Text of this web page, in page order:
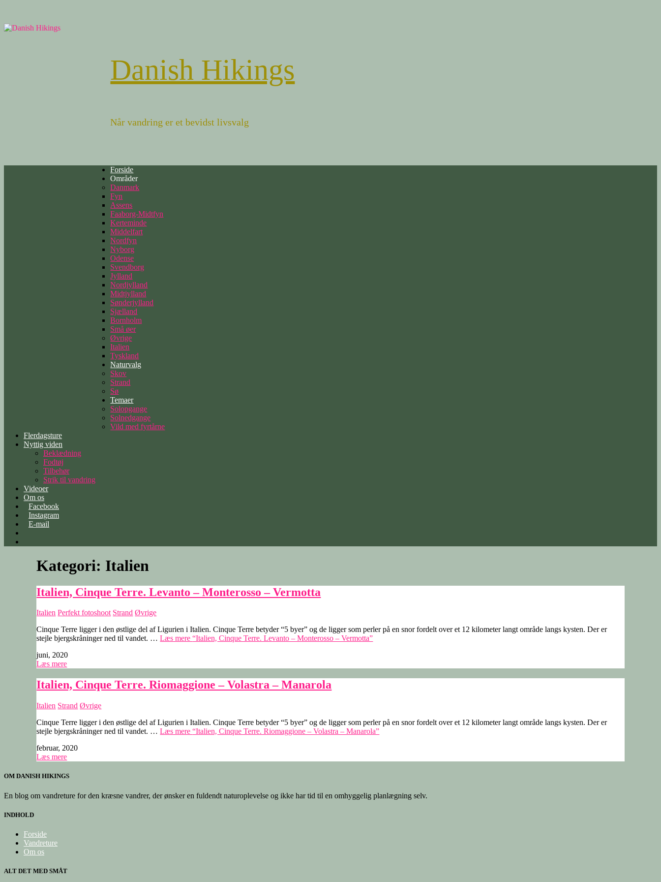
Danish Hikings
Når vandring er et bevidst livsvalg
Forside
Områder
Danmark
Fyn
Assens
Faaborg-Midtfyn
Kerteminde
Middelfart
Nordfyn
Nyborg
Odense
Svendborg
Jylland
Nordjylland
Midtjylland
Sønderjylland
Sjælland
Bornholm
Små øer
Øvrige
Italien
Tyskland
Naturvalg
Skov
Strand
Sø
Temaer
Solopgange
Solnedgange
Vild med fyrtårne
Flerdagsture
Nyttig viden
Beklædning
Fodtøj
Tilbehør
Strik til vandring
Videoer
Om os
Facebook
Instagram
E-mail
Kategori: Italien
Italien, Cinque Terre. Levanto – Monterosso – Vermotta
Italien Perfekt fotoshoot Strand Øvrige
Cinque Terre ligger i den østlige del af Ligurien i Italien. Cinque Terre betyder “5 byer” og de ligger som perler på en snor fordelt over et 12 kilometer langt område langs kysten. Der er
stejle bjergskråninger ned til vandet. …Læs mere“Italien, Cinque Terre. Levanto – Monterosso – Vermotta”
juni, 2020
Læs mere
Italien, Cinque Terre. Riomaggione – Volastra – Manarola
Italien Strand Øvrige
Cinque Terre ligger i den østlige del af Ligurien i Italien. Cinque Terre betyder “5 byer” og de ligger som perler på en snor fordelt over et 12 kilometer langt område langs kysten. Der er
stejle bjergskråninger ned til vandet. …Læs mere“Italien, Cinque Terre. Riomaggione – Volastra – Manarola”
februar, 2020
Læs mere
OM DANISH HIKINGS
En blog om vandreture for den kræsne vandrer, der ønsker en fuldendt naturoplevelse og ikke har tid til en omhyggelig planlægning selv.
INDHOLD
Forside
Vandreture
Om os
ALT DET MED SMÅT